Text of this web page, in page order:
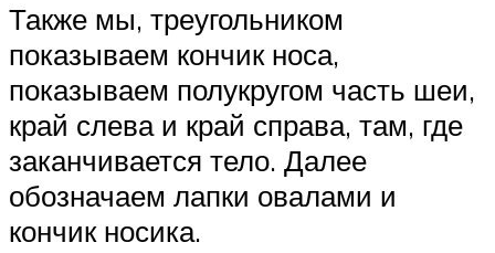
Также мы, треугольником
показываем кончик носа,
показываем полукругом часть шеи,
край слева и край справа, там, где
заканчивается тело. Далее
обозначаем лапки овалами и
кончик носика.